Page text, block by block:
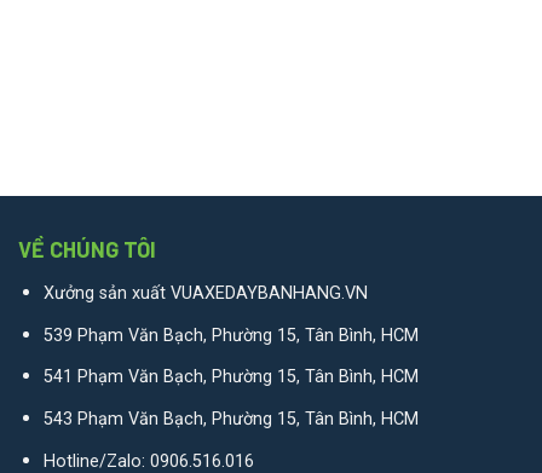
VỀ CHÚNG TÔI
Xưởng sản xuất VUAXEDAYBANHANG.VN
539 Phạm Văn Bạch, Phường 15, Tân Bình, HCM
541 Phạm Văn Bạch, Phường 15, Tân Bình, HCM
543 Phạm Văn Bạch, Phường 15, Tân Bình, HCM
Hotline/Zalo: 0906.516.016